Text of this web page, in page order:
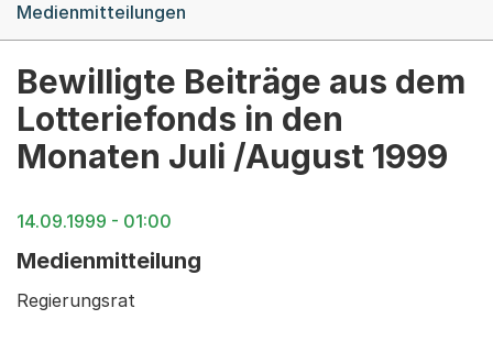
Medienmitteilungen
Bewilligte Beiträge aus dem
Lotteriefonds in den
Monaten Juli /August 1999
14.09.1999 - 01:00
Medienmitteilung
Regierungsrat